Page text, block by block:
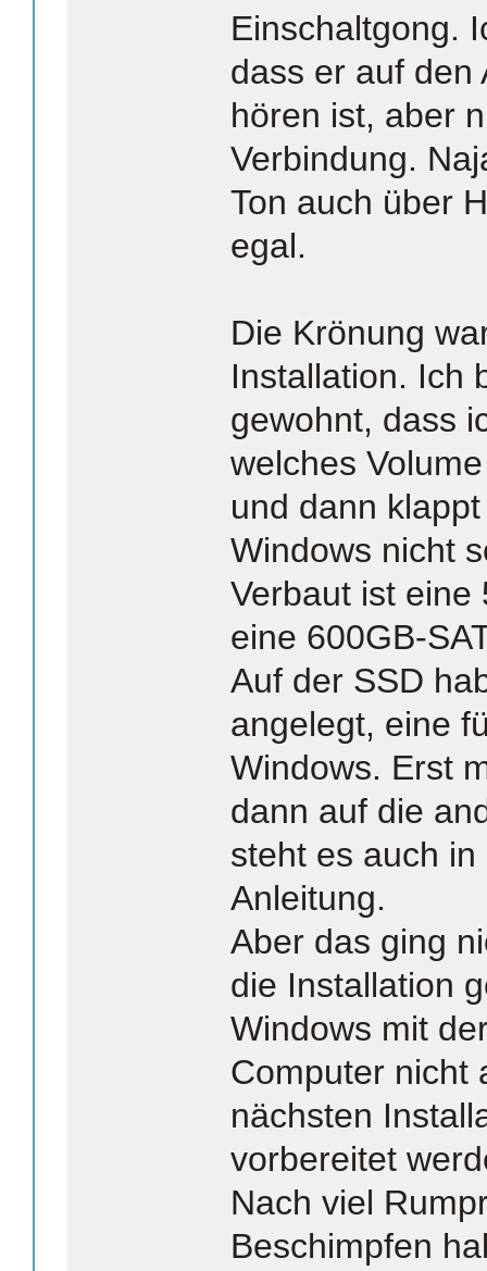
Einschaltgong.
dass er auf den
hören ist, aber
Verbindung.
Ton auch über
egal.
Die Krönung
Installation. Ich
gewohnt, dass
welches
und dann
Windows nicht
Verbaut ist eine
eine 600GB-
Auf der SSD
angelegt, eine
Windows. Erst
dann auf die
steht es auch
Anleitung.
Aber das ging
die Installation
Windows mit
Computer nicht
nächsten
vorbereitet
Nach viel
Beschimpfen